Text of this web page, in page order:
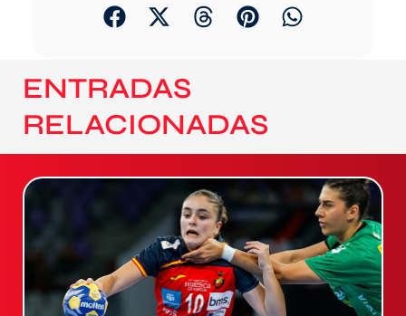
ENTRADAS
RELACIONADAS